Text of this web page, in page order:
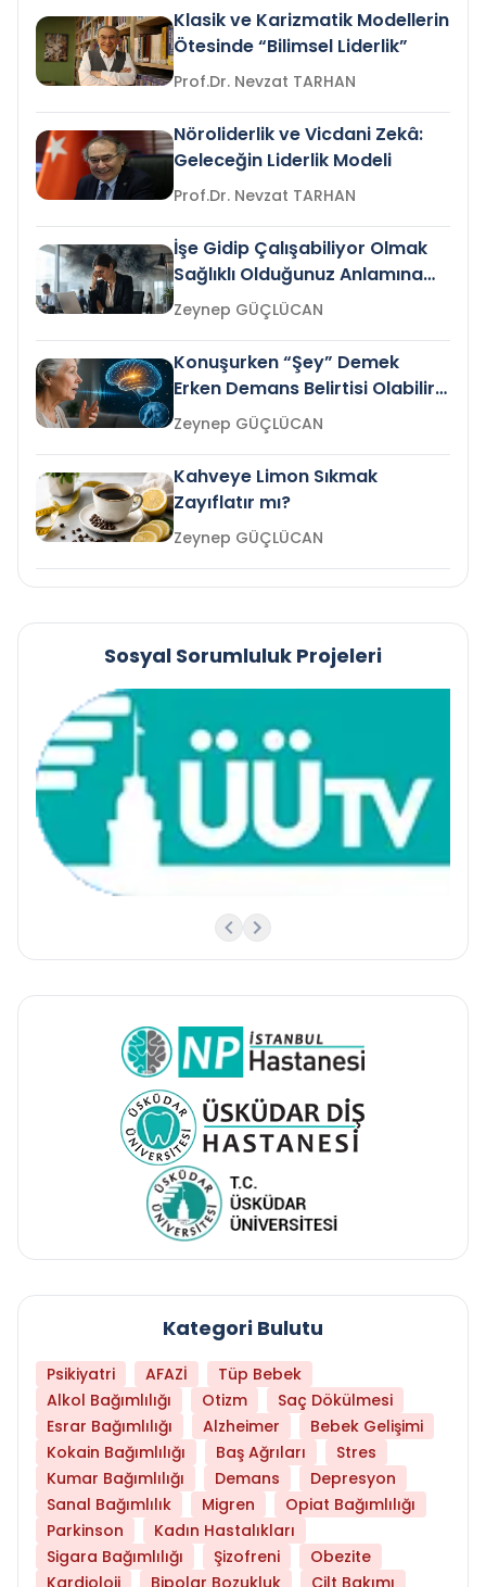
Klasik ve Karizmatik Modellerin
Ötesinde “Bilimsel Liderlik”
Prof.Dr. Nevzat TARHAN
Nöroliderlik ve Vicdani Zekâ:
Geleceğin Liderlik Modeli
Prof.Dr. Nevzat TARHAN
İşe Gidip Çalışabiliyor Olmak
Sağlıklı Olduğunuz Anlamına
Gelir mi?Zeynep GÜÇLÜCAN
Konuşurken “Şey” Demek
Erken Demans Belirtisi Olabilir
mi?
Zeynep GÜÇLÜCAN
Kahveye Limon Sıkmak
Zayıflatır mı?
Zeynep GÜÇLÜCAN
Sosyal Sorumluluk Projeleri
Kategori Bulutu
Psikiyatri AFAZİ
Tüp Bebek
Alkol Bağımlılığı
Otizm
Saç Dökülmesi
Esrar Bağımlılığı
Alzheimer
Bebek Gelişimi
Kokain Bağımlılığı
Baş Ağrıları
Stres
Kumar Bağımlılığı
Demans
Depresyon
Sanal Bağımlılık
Migren
Opiat Bağımlılığı
Parkinson
Kadın Hastalıkları
Sigara Bağımlılığı
Şizofreni
Obezite
Kardioloji
Bipolar Bozukluk Cilt Bakımı